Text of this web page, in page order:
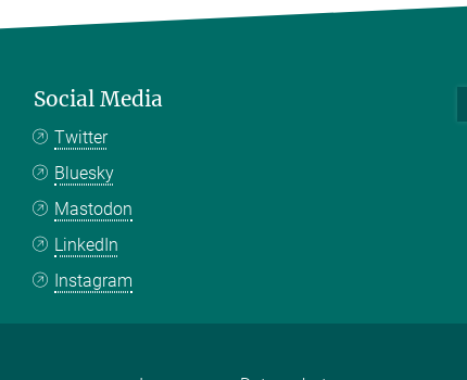
Social Media
Twitter
Bluesky
Mastodon
LinkedIn
Instagram